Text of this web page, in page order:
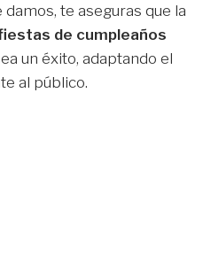
te aseguras que la
de cumpleaños
un éxito, adaptando el
al público.